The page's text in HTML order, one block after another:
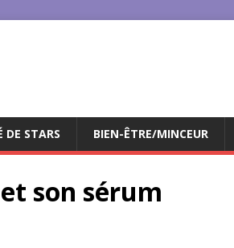
DE STARS BIEN-ÊTRE/MINCEUR
son sérum